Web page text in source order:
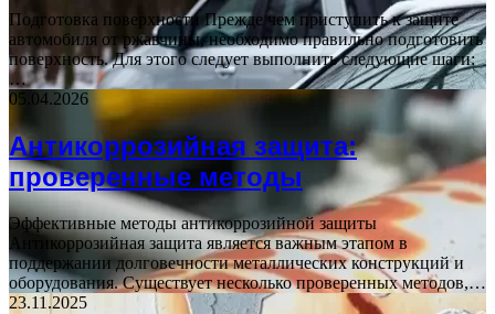
Подготовка поверхности Прежде чем приступить к защите
автомобиля от ржавчины, необходимо правильно подготовить
поверхность. Для этого следует выполнить следующие шаги:
…
05.04.2026
Антикоррозийная защита:
проверенные методы
Эффективные методы антикоррозийной защиты
Антикоррозийная защита является важным этапом в
поддержании долговечности металлических конструкций и
оборудования. Существует несколько проверенных методов,…
23.11.2025